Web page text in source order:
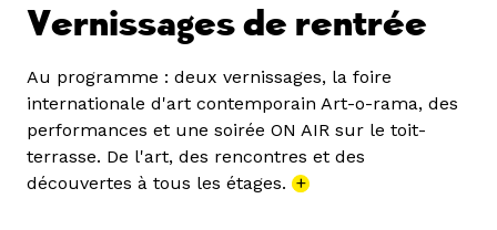
Vernissages de rentrée
Au programme : deux vernissages, la foire
internationale d'art contemporain Art-o-rama, des
performances et une soirée ON AIR sur le toit-
terrasse. De l'art, des rencontres et des
découvertes à tous les étages. +